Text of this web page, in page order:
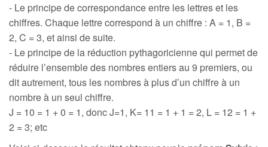
- Le principe de correspondance entre les lettres et les
chiffres. Chaque lettre correspond à un chiffre : A = 1, B =
2, C = 3, et ainsi de suite.
- Le principe de la réduction pythagoricienne qui permet de
réduire l’ensemble des nombres entiers au 9 premiers, ou
dit autrement, tous les nombres à plus d’un chiffre à un
nombre à un seul chiffre.
J = 10 = 1 + 0 = 1, donc J=1, K= 11 = 1 + 1 = 2, L = 12 = 1 +
2 = 3; etc